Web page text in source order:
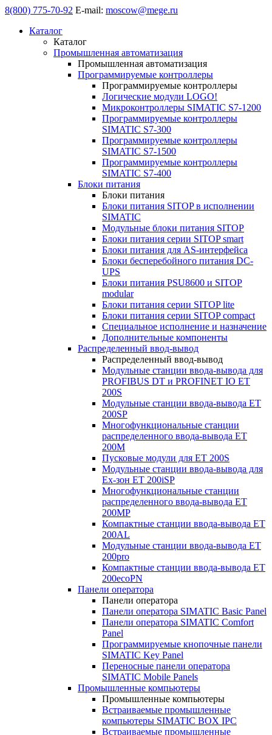
8(800) 775-70-92 E-mail: moscow@mege.ru
Каталог
Каталог
Промышленная автоматизация
Промышленная автоматизация
Программируемые контроллеры
Программируемые контроллеры
Логические модули LOGO!
Микроконтроллеры SIMATIC S7-1200
Программируемые контроллеры
SIMATIC S7-300
Программируемые контроллеры
SIMATIC S7-1500
Программируемые контроллеры
SIMATIC S7-400
Блоки питания
Блоки питания
Блоки питания SITOP в исполнении
SIMATIC
Модульные блоки питания SITOP
Блоки питания серии SITOP smart
Блоки питания для AS-интерфейса
Блоки бесперебойного питания DC-
UPS
Блоки питания PSU8600 и SITOP
modular
Блоки питания серии SITOP lite
Блоки питания серии SITOP compact
Специальное исполнение и назначение
Дополнительные компоненты
Распределенный ввод-вывод
Распределенный ввод-вывод
Модульные станции ввода-вывода для
PROFIBUS DT и PROFINET IO ET
200S
Модульные станции ввода-вывода ET
200SP
Многофункциональные станции
распределенного ввода-вывода ET
200M
Пусковые модули для ET 200S
Модульные станции ввода-вывода для
Ex-зон ET 200iSP
Многофункциональные станции
распределенного ввода-вывода ET
200MP
Компактные станции ввода-вывода ET
200AL
Модульные станции ввода-вывода ET
200pro
Компактные станции ввода-вывода ET
200ecoPN
Панели оператора
Панели оператора
Панели оператора SIMATIC Basic Panel
Панели оператора SIMATIC Comfort
Panel
Программируемые кнопочные панели
SIMATIC Key Panel
Переносные панели оператора
SIMATIC Mobile Panels
Промышленные компьютеры
Промышленные компьютеры
Встраиваемые промышленные
компьютеры SIMATIC BOX IPC
Встраиваемые промышленные